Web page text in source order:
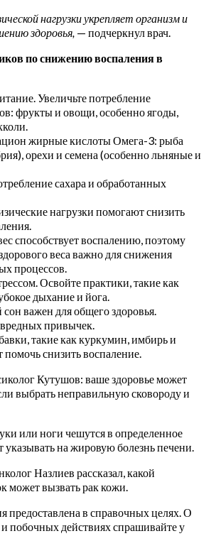
нагрузки укрепляет организм и
здоровья, — подчеркнул врач.
по снижению воспаления в
Увеличьте потребление
фрукты и овощи, особенно ягоды,
жирные кислоты Омега-3: рыба
орехи и семена (особенно льняные и
сахара и обработанных
нагрузки помогают снизить
способствует воспалению, поэтому
веса важно для снижения
процессов.
Освойте практики, такие как
дыхание и йога.
важен для общего здоровья.
вредных привычек.
такие как куркумин, имбирь и
помочь снизить воспаление.
Кутушов: ваше здоровье может
выбрать неправильную сковороду и
или ноги чешутся в определенное
указывать на жировую болезнь печени.
Назлиев рассказал, какой
может вызвать рак кожи.
предоставлена в справочных целях. О
побочных действиях спрашивайте у